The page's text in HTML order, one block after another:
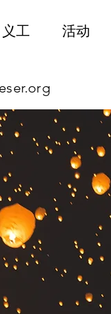
义工 活动